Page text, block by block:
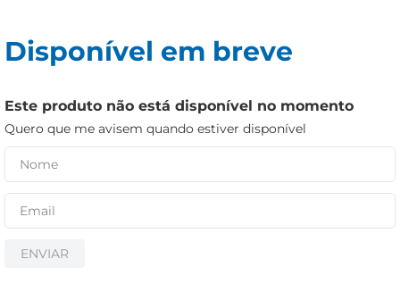
Disponível em breve
Este produto não está disponível no momento
Quero que me avisem quando estiver disponível
ENVIAR
arroz
iogurte
papel higiênico
cerveja